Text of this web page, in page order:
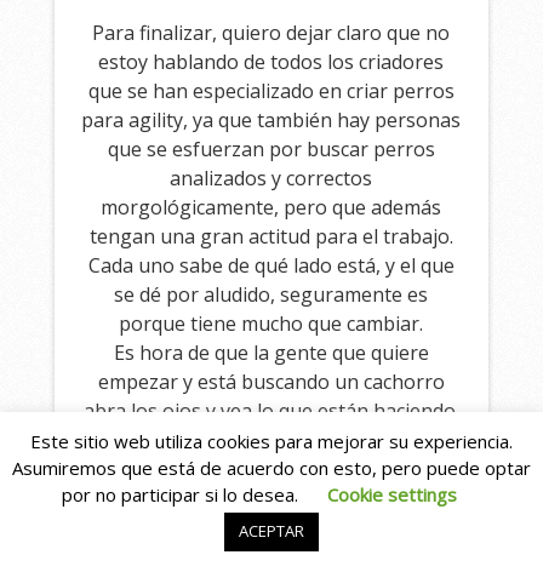
Para finalizar, quiero dejar claro que no
estoy hablando de todos los criadores
que se han especializado en criar perros
para agility, ya que también hay personas
que se esfuerzan por buscar perros
analizados y correctos
morgológicamente, pero que además
tengan una gran actitud para el trabajo.
Cada uno sabe de qué lado está, y el que
se dé por aludido, seguramente es
porque tiene mucho que cambiar.
Es hora de que la gente que quiere
empezar y está buscando un cachorro
abra los ojos y vea lo que están haciendo.
No os dejéis engañar, no contribuyáis a
esta gran mentira por favor.
Este sitio web utiliza cookies para mejorar su experiencia.
Asumiremos que está de acuerdo con esto, pero puede optar
por no participar si lo desea.
Cookie settings
ACEPTAR